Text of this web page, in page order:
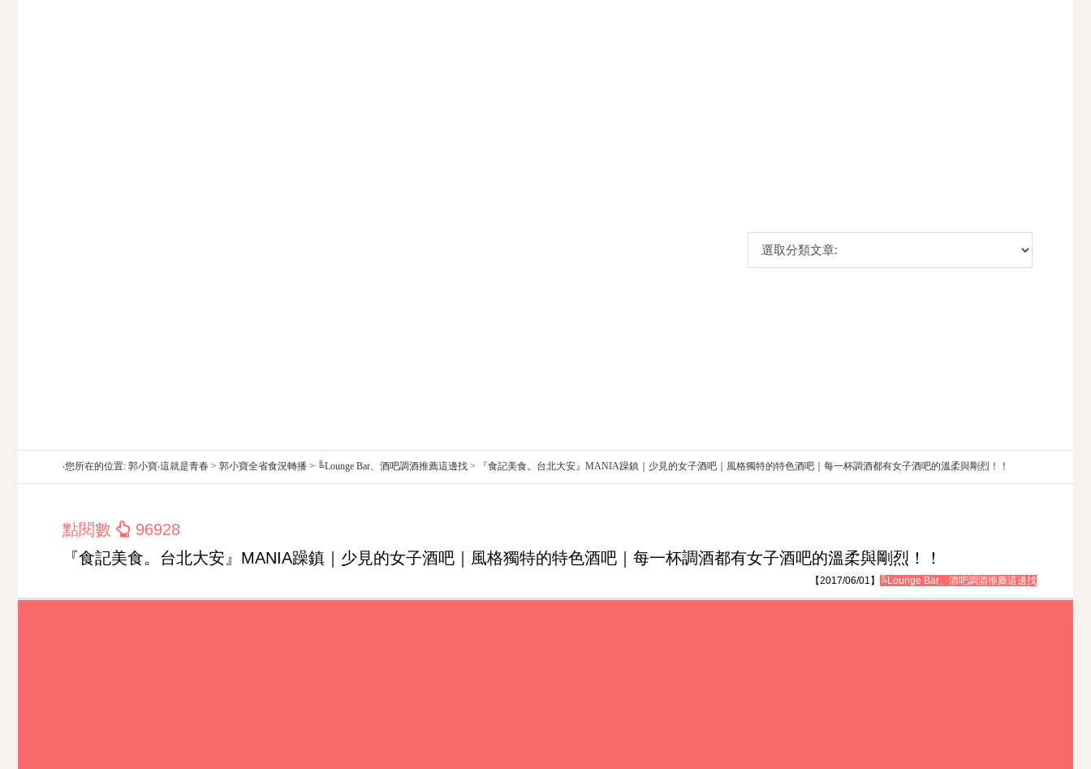
‧您所在的位置: 郭小寶‧這就是青春 > 郭小寶全省食況轉播 > ╚Lounge Bar、酒吧調酒推薦這邊找 > 『食記美食。台北大安』MANIA躁鎮｜少見的女子酒吧｜風格獨特的特色酒吧｜每一杯調酒都有女子酒吧的溫柔與剛烈！！
點閱數
96928
『食記美食。台北大安』MANIA躁鎮｜少見的女子酒吧｜風格獨特的特色酒吧｜每一杯調酒都有女子酒吧的溫柔與剛烈！！
【2017/06/01】 ╚Lounge Bar、酒吧調酒推薦這邊找